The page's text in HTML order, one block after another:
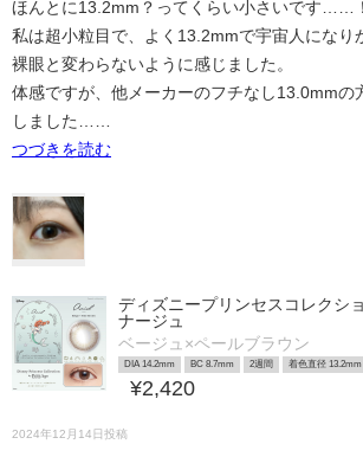
ほんとに13.2mm？ってくらい小さいです……！
私は超小粒目で、よく13.2mmで宇宙人になり
裸眼と変わらないように感じました。
体感ですが、他メーカーのフチなし13.0mmの
しました……
つづきを読む
ディズニープリンセスコレクシ
ナージュ
ベージュ×ペールブラウン
DIA 14.2mm BC 8.7mm 2週間 着色直径 13.2mm
¥2,420
2024年12月14日投稿